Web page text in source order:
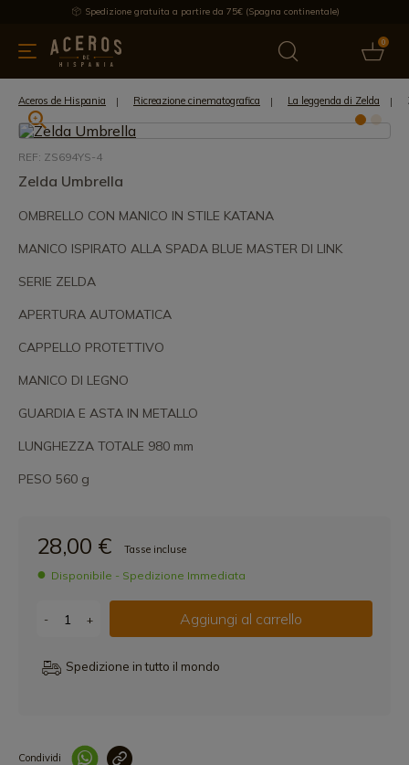
Spedizione gratuita a partire da 75€ (Spagna continentale)
0
cucina Offre Ultime notizie Venduti Marche
Aceros de Hispania Ricreazione cinematografica La leggenda di Zelda
REF: ZS694YS-4
Zelda Umbrella
OMBRELLO CON MANICO IN STILE KATANA
MANICO ISPIRATO ALLA SPADA BLUE MASTER DI LINK
SERIE ZELDA
APERTURA AUTOMATICA
CAPPELLO PROTETTIVO
MANICO DI LEGNO
GUARDIA E ASTA IN METALLO
LUNGHEZZA TOTALE 980 mm
PESO 560 g
28,00 € Tasse incluse
Disponibile - Spedizione Immediata
- + Aggiungi al carrello
Spedizione in tutto il mondo
Condividi